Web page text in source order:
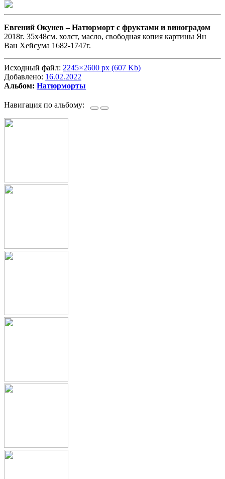
Евгений Окунев –Натюрморт с фруктами и виноградом
2018г. 35х48см. холст, масло, свободная копия картины Ян
Ван Хейсума 1682-1747г.
Исходный файл: 2245×2600 px (607 Kb)
Добавлено: 16.02.2022
Альбом: Натюрморты
Навигация по альбому: